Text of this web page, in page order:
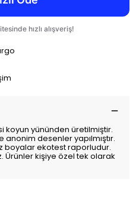
koyun yününden üretilmiştir.
desenler yapılmıştır.
boyalar ekotest raporludur.
Ürünler kişiye özel tek olarak